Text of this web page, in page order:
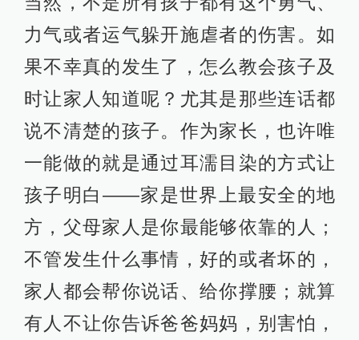
力气或者运气躲开施虐者的伤害。如
果不幸真的发生了，怎么教会孩子及
时让家人知道呢？尤其是那些连话都
说不清楚的孩子。作为家长，也许唯
一能做的就是通过耳濡目染的方式让
孩子明白——家是世界上最安全的地
方，父母家人是你最能够依靠的人；
不管发生什么事情，好的或者坏的，
家人都会帮你说话、给你撑腰；就算
有人不让你告诉爸爸妈妈，别害怕，